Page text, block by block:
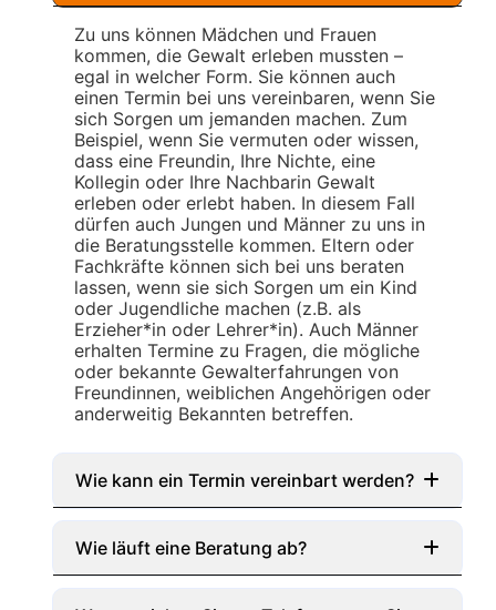
Zu uns können Mädchen und Frauen
kommen, die Gewalt erleben mussten –
egal in welcher Form. Sie können auch
einen Termin bei uns vereinbaren, wenn Sie
sich Sorgen um jemanden machen. Zum
Beispiel, wenn Sie vermuten oder wissen,
dass eine Freundin, Ihre Nichte, eine
Kollegin oder Ihre Nachbarin Gewalt
erleben oder erlebt haben. In diesem Fall
dürfen auch Jungen und Männer zu uns in
die Beratungsstelle kommen. Eltern oder
Fachkräfte können sich bei uns beraten
lassen, wenn sie sich Sorgen um ein Kind
oder Jugendliche machen (z.B. als
Erzieher*in oder Lehrer*in). Auch Männer
erhalten Termine zu Fragen, die mögliche
oder bekannte Gewalterfahrungen von
Freundinnen, weiblichen Angehörigen oder
anderweitig Bekannten betreffen.
Wie kann ein Termin vereinbart werden?
Die Beratungsstelle ist von Montag bis
Freitag ganztags besetzt. Zu den
telefonischen Sprechzeiten ist immer eine
Beraterin direkt am Telefon. Diese sind Mo-
Do 13.00 – 14:00 Uhr, sowie dienstags
Wie läuft eine Beratung ab?
Die Beratung ist kostenlos und vertraulich.